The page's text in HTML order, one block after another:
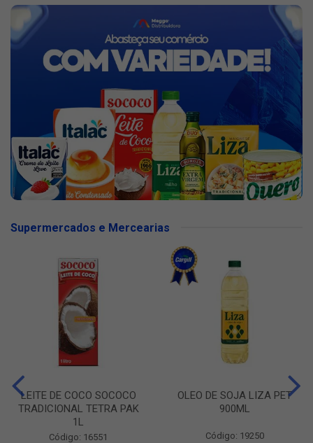
Supermercados e Mercearias
LEITE DE COCO SOCOCO
TRADICIONAL TETRA PAK
1L
Código: 16551
OLEO DE SOJA LIZA PET
900ML
Código: 19250